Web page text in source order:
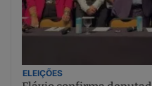
ELEIÇÕES